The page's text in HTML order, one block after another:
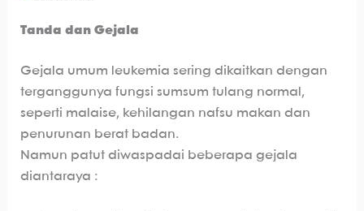
Tanda dan Gejala
Gejala umum leukemia sering dikaitkan dengan
terganggunya fungsi sumsum tulang normal,
seperti malaise, kehilangan nafsu makan dan
penurunan berat badan.
Namun patut diwaspadai beberapa gejala
diantaraya :